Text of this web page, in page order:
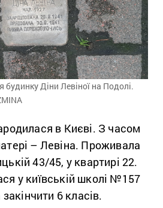
будинку Діни Левіної на Подолі.
в Києві. З часом
– Левіна. Проживала
43/45, у квартирі 22.
у київській школі №157
6 класів.